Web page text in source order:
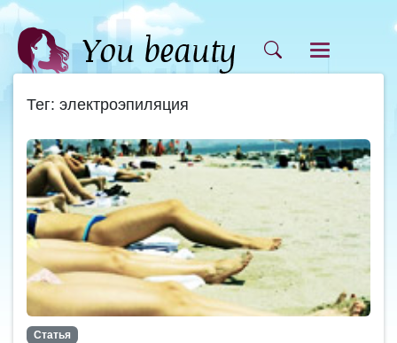
Тег: электроэпиляция
Статья